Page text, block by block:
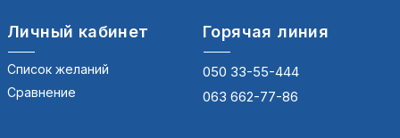
Личный кабинет
Список желаний
Сравнение
Горячая линия
050 33-55-444
063 662-77-86